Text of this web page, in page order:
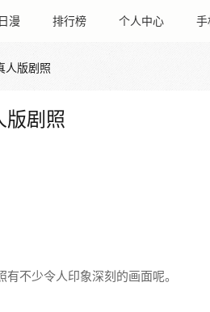
日漫 排行榜 个人中心 手
人版剧照
版剧照
有不少令人印象深刻的画面呢。